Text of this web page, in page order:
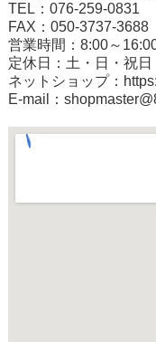
TEL：076-259-0831
FAX：050-3737-3688
営業時間：8:00～
定休日：土・日・祝日
ネットショップ：
E-mail：